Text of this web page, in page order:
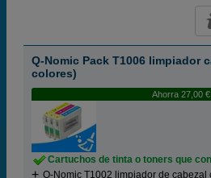
Q-Nomic Pack T1006 limpiador
colores)
Ahorra 27,00 €
Cartuchos de tinta o toners que
Q-Nomic T1002 limpiador de cabezal